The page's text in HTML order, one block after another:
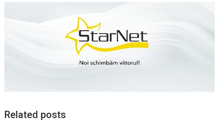
Related posts